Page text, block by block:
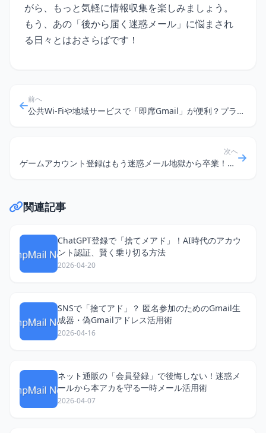
がら、もっと気軽に情報収集を楽しみましょう。
もう、あの「後から届く迷惑メール」に悩まされ
る日々とはおさらばです！
前へ
公共Wi-Fiや地域サービスで「即席Gmail」が便利？プライバシーと使い分けのコツ
次へ
ゲームアカウント登録はもう迷惑メール地獄から卒業！一時メアドで快適ネットライフを
関連記事
ChatGPT登録で「捨てメアド」！AI時代のアカウ
ント認証、賢く乗り切る方法
2026-04-20
SNSで「捨てアド」？ 匿名参加のためのGmail生
成器・偽Gmailアドレス活用術
2026-04-16
ネット通販の「会員登録」で後悔しない！迷惑メ
ールから本アカを守る一時メール活用術
2026-04-07